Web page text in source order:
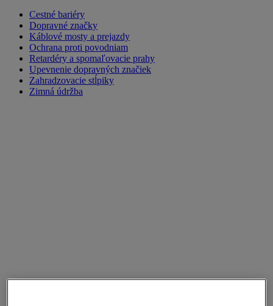
Cestné bariéry
Dopravné značky
Káblové mosty a prejazdy
Ochrana proti povodniam
Retardéry a spomaľovacie prahy
Upevnenie dopravných značiek
Zahradzovacie stĺpiky
Zimná údržba